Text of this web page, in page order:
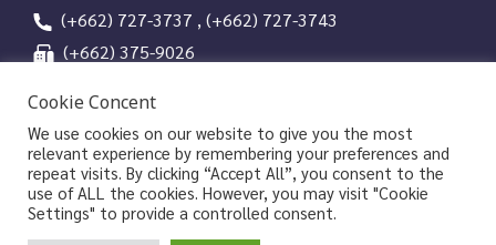
(+662) 727-3737 , (+662) 727-3743
(+662) 375-9026
Line OA
Cookie Concent
We use cookies on our website to give you the most
relevant experience by remembering your preferences and
repeat visits. By clicking “Accept All”, you consent to the
use of ALL the cookies. However, you may visit "Cookie
Settings" to provide a controlled consent.